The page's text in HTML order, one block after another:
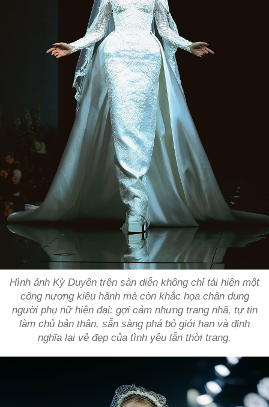
Hình ảnh Kỳ Duyên trên sàn diễn không chỉ tái hiện một
công nương kiêu hãnh mà còn khắc họa chân dung
người phụ nữ hiện đại: gợi cảm nhưng trang nhã, tự tin
làm chủ bản thân, sẵn sàng phá bỏ giới hạn và định
nghĩa lại vẻ đẹp của tình yêu lẫn thời trang.